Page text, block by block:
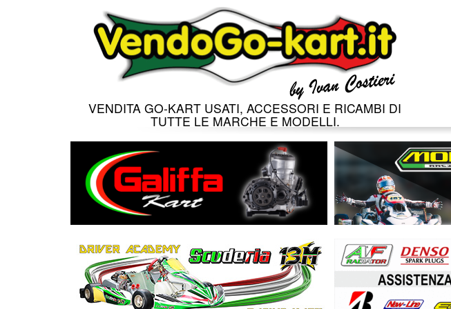
VENDITA GO-KART USATI, ACCESSORI E RICAMBI DI
TUTTE LE MARCHE E MODELLI.